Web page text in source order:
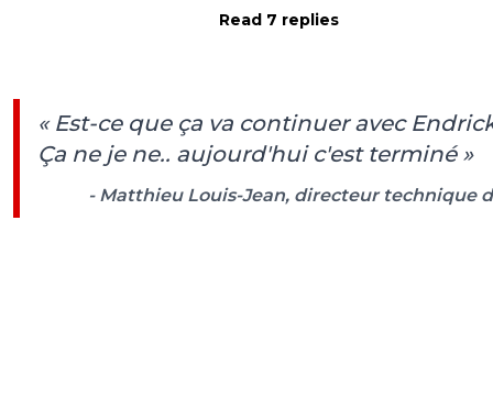
Read 7 replies
« Est-ce que ça va continuer avec
Ça ne je ne.. aujourd'hui c'est terminé »
- Matthieu Louis-Jean, directeur technique